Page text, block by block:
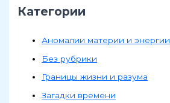
Категории
Аномалии материи и энергии
Без рубрики
Границы жизни и разума
Загадки времени